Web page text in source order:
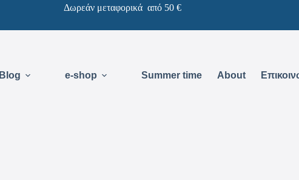
Δωρεάν μεταφορικά από 50 €
Blog e-shop Summer time About